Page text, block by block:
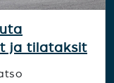
ja tilataksit